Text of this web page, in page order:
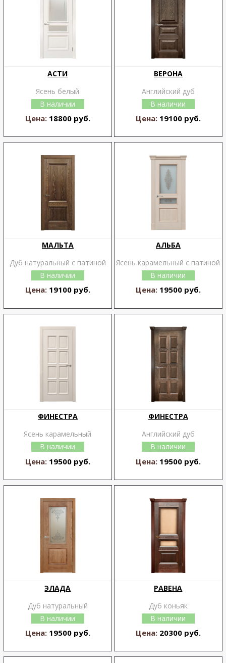
АСТИ
Ясень белый
В наличии
Цена: 18800 руб.
ВЕРОНА
Английский дуб
В наличии
Цена: 19100 руб.
МАЛЬТА
Дуб натуральный с патиной
В наличии
Цена: 19100 руб.
АЛЬБА
Ясень карамельный с патиной
В наличии
Цена: 19500 руб.
ФИНЕСТРА
Ясень карамельный
В наличии
Цена: 19500 руб.
ФИНЕСТРА
Английский дуб
В наличии
Цена: 19500 руб.
ЭЛАДА
Дуб натуральный
В наличии
Цена: 19500 руб.
РАВЕНА
Дуб коньяк
В наличии
Цена: 20300 руб.